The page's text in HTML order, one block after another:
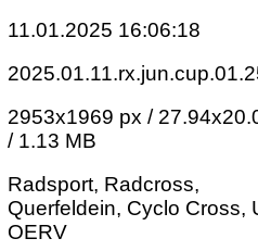
11.01.2025 16:06:18
2953x1969 px /
/ 1.13 MB
Radsport, Radcross,
Querfeldein, Cyclo Cross,
OERV